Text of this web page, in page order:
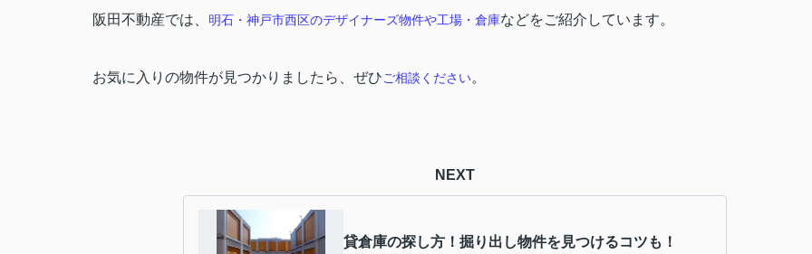
阪田不動産では、 明石・神戸市西区のデザイナーズ物件や工場・倉庫などをご紹介しています。
お気に入りの物件が見つかりましたら、ぜひご相談ください。
NEXT
貸倉庫の探し方！掘り出し物件を見つけるコツも！